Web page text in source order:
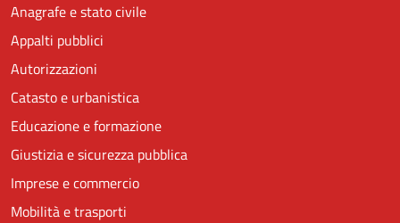
Anagrafe e stato civile
Appalti pubblici
Autorizzazioni
Catasto e urbanistica
Educazione e formazione
Giustizia e sicurezza pubblica
Imprese e commercio
Mobilità e trasporti